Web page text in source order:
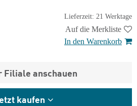
Lieferzeit: 21 Werktage
Auf die Merkliste
In den Warenkorb
Filiale anschauen
kaufen